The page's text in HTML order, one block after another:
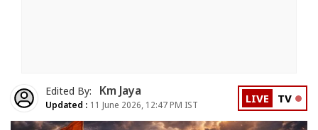
Edited By: Km Jaya
Updated : 11 June 2026, 12:47 PM IST LIVE TV